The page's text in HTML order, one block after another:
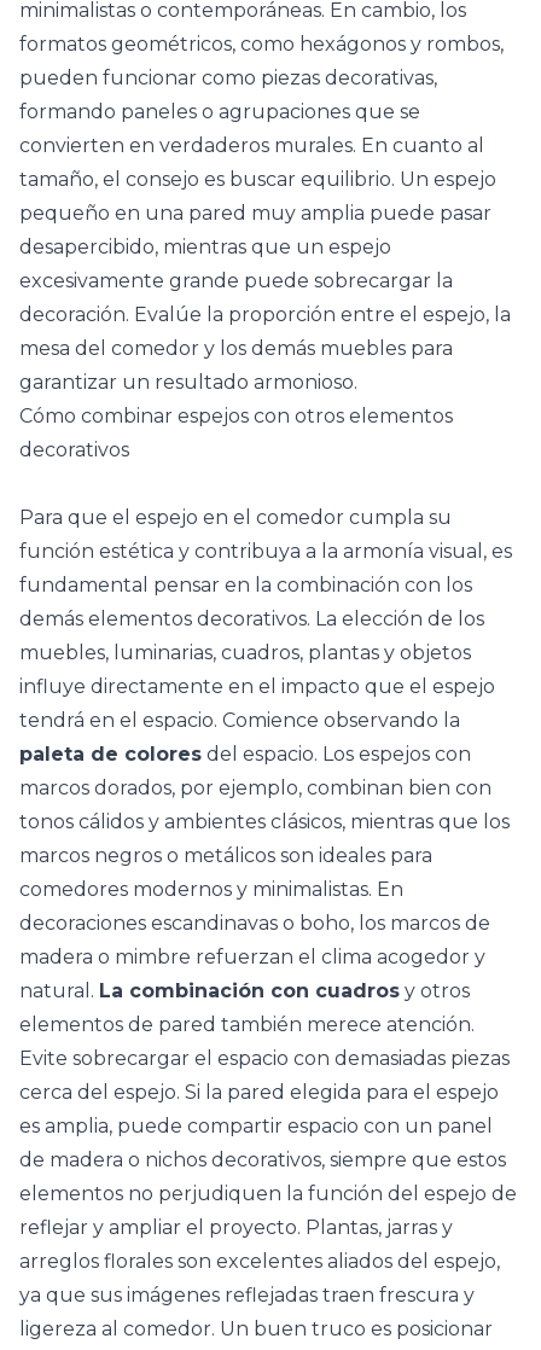
minimalistas o contemporáneas. En cambio, los
formatos geométricos, como hexágonos y rombos,
pueden funcionar como piezas decorativas,
formando paneles o agrupaciones que se
convierten en verdaderos murales. En cuanto al
tamaño, el consejo es buscar equilibrio. Un espejo
pequeño en una pared muy amplia puede pasar
desapercibido, mientras que un espejo
excesivamente grande puede sobrecargar la
decoración. Evalúe la proporción entre el espejo, la
mesa del comedor y los demás muebles para
garantizar un resultado armonioso.
Cómo combinar espejos con otros elementos
decorativos
Para que el espejo en el comedor cumpla su
función estética y contribuya a la armonía visual, es
fundamental pensar en la combinación con los
demás elementos decorativos. La elección de los
muebles, luminarias, cuadros, plantas y objetos
influye directamente en el impacto que el espejo
tendrá en el espacio. Comience observando la
paleta de colores del espacio. Los espejos con
marcos dorados, por ejemplo, combinan bien con
tonos cálidos y ambientes clásicos, mientras que los
marcos negros o metálicos son ideales para
comedores modernos y minimalistas. En
decoraciones escandinavas o boho, los marcos de
madera o mimbre refuerzan el clima acogedor y
natural. La combinación con cuadros y otros
elementos de pared también merece atención.
Evite sobrecargar el espacio con demasiadas piezas
cerca del espejo. Si la pared elegida para el espejo
es amplia, puede compartir espacio con un panel
de madera o nichos decorativos, siempre que estos
elementos no perjudiquen la función del espejo de
reflejar y ampliar el proyecto. Plantas, jarras y
arreglos florales son excelentes aliados del espejo,
ya que sus imágenes reflejadas traen frescura y
ligereza al comedor. Un buen truco es posicionar